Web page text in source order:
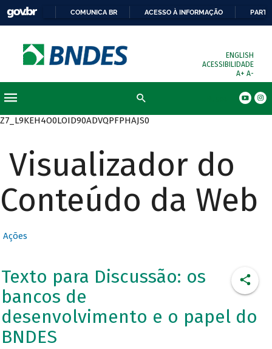
COMUNICA BR ACESSO À INFORMAÇÃO
ENGLISH
ACESSIBILIDADE
A+ A-
Z7_L9KEH4O0LOID90ADVQPFPHAJS0
Visualizador do
Conteúdo da Web
Ações
Texto para Discussão: os
bancos de
desenvolvimento e o papel do
BNDES